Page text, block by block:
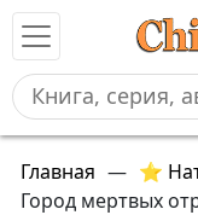
Главная — ⭐
Город мертвых